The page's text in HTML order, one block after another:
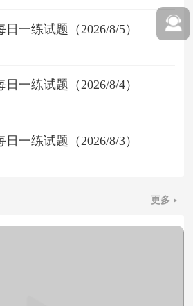
一练试题（2026/8/5）
一练试题（2026/8/4）
一练试题（2026/8/3）
更多